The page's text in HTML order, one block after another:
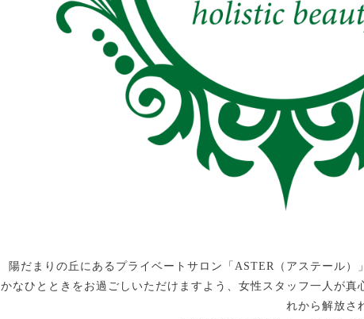
陽だまりの丘にあるプライベートサロン「ASTER（アステール
かなひとときをお過ごしいただけますよう、女性スタッフ一人が真
れから解放さ